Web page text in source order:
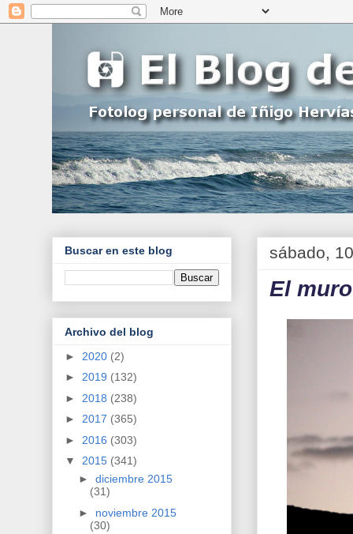
sábado,
El
Buscar en este blog
Archivo del blog
► 2020 (2)
► 2019 (132)
► 2018 (238)
► 2017 (365)
► 2016 (303)
▼ 2015 (341)
► diciembre 2015
(31)
► noviembre 2015
(30)